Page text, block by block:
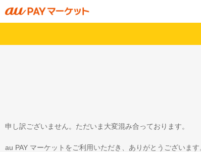
申し訳ございません。ただいま大変混み合っております。
au PAY マーケットをご利用いただき、ありがとうございます